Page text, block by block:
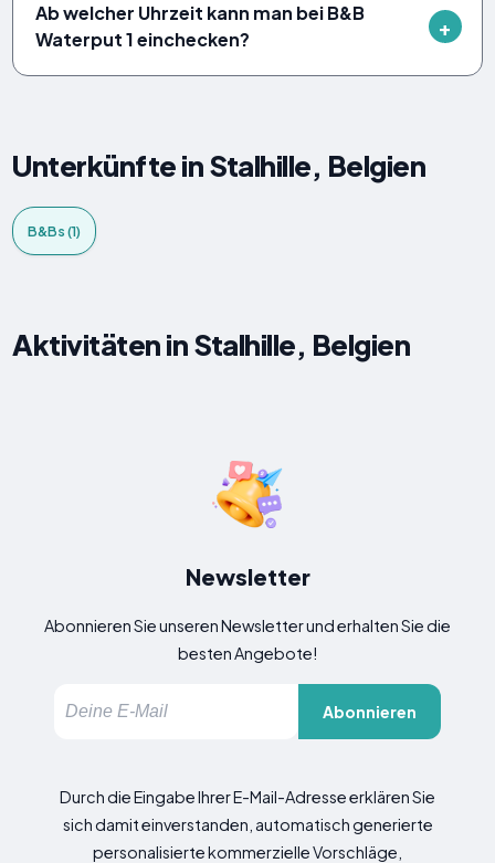
Ab welcher Uhrzeit kann man bei B&B
Waterput 1 einchecken?
Unterkünfte in Stalhille, Belgien
B&Bs (1)
Aktivitäten in Stalhille, Belgien
Newsletter
Abonnieren Sie unseren Newsletter und erhalten Sie die
besten Angebote!
Abonnieren
Durch die Eingabe Ihrer E-Mail-Adresse erklären Sie
sich damit einverstanden, automatisch generierte
personalisierte kommerzielle Vorschläge,